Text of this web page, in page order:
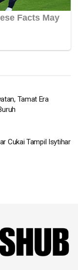
prestasi
Tamat Era
Cukai Tampil Isytihar